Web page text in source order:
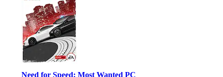
Need for Speed: Most Wanted PC